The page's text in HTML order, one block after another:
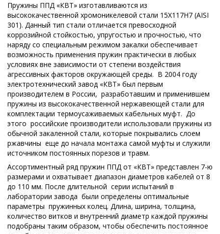
Пружины ППД «КВТ» изготавливаются из
высококачественной хромоникелевой стали 15Х117Н7 (AISI
301). Данный тип стали отличается превосходной
коррозийной стойкостью, упругостью и прочностью, что
наряду со специальным режимом закалки обеспечивает
возможность применения пружин практически в любых
условиях вне зависимости от степени воздействия
агрессивных факторов окружающей среды. В 2004 году
электротехнический завод «КВТ» был первым
производителем в России, разработавшим и применившем
пружины из высококачественной нержавеющей стали для
комплектации термоусаживаемых кабельных муфт. До
этого российские производители использовали пружины из
обычной закаленной стали, которые покрывались слоем
ржавчины еще до начала монтажа самой муфты и служили
источником постоянных порезов и травм.
Ассортиментный ряд пружин ППД от «КВТ» представлен 7-ю
размерами и охватывает диапазон диаметров кабелей от 8
до 110 мм. После длительной серии испытаний в
лаборатории завода были определены оптимальные
параметры пружинных колец. Длина, ширина, толщина,
количество витков и внутренний диаметр каждой пружины
подобраны таким образом, чтобы обеспечить постоянное